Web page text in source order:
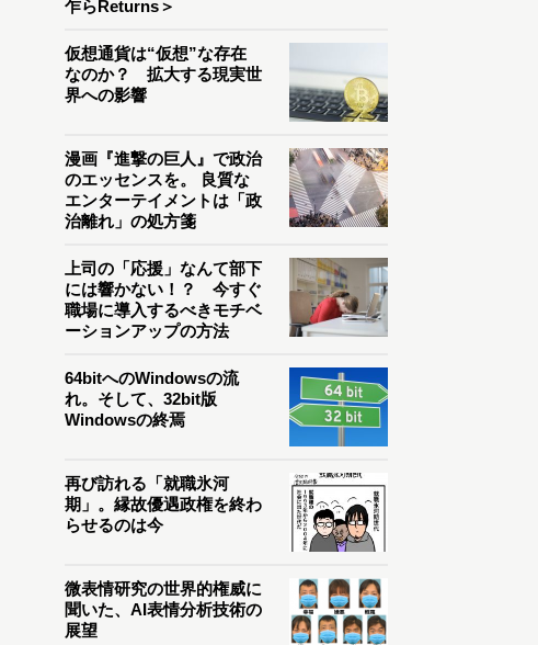
乍らReturns＞
仮想通貨は“仮想”な存在
なのか？ 拡大する現実世
界への影響
漫画『進撃の巨人』で政治
のエッセンスを。 良質な
エンターテイメントは「政
治離れ」の処方箋
上司の「応援」なんて部下
には響かない！？ 今すぐ
職場に導入するべきモチベ
ーションアップの方法
64bitへのWindowsの流
れ。そして、32bit版
Windowsの終焉
再び訪れる「就職氷河
期」。縁故優遇政権を終わ
らせるのは今
微表情研究の世界的権威に
聞いた、AI表情分析技術の
展望